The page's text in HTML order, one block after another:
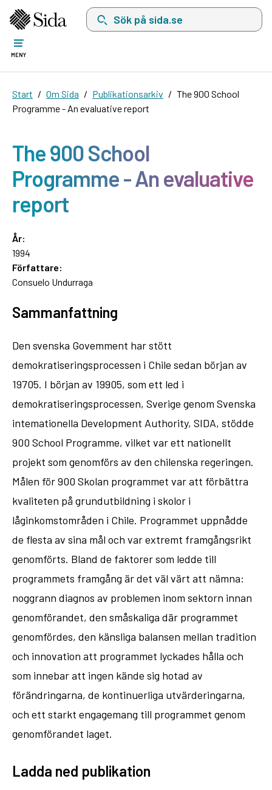
Sök på sida.se, sökförslag kommer att visas
MENY
Start Om Sida Publikationsarkiv
The 900 School
Programme - An evaluative report
The 900 School
Programme - An evaluative
report
År:
1994
Författare:
Consuelo Undurraga
Sammanfattning
Den svenska Govemment har stött
demokratiseringsprocessen i Chile sedan början av
19705. I början av 19905, som ett led i
demokratiseringsprocessen, Sverige genom Svenska
intemationella Development Authority, SIDA, stödde
900 School Programme, vilket var ett nationellt
projekt som genomförs av den chilenska regeringen.
Målen för 900 Skolan programmet var att förbättra
kvaliteten på grundutbildning i skolor i
låginkomstområden i Chile. Programmet uppnådde
de flesta av sina mål och var extremt framgångsrikt
genomförts. Bland de faktorer som ledde till
programmets framgång är det väl värt att nämna:
noggrann diagnos av problemen inom sektorn innan
genomförandet, den småskaliga där programmet
genomfördes, den känsliga balansen mellan tradition
och innovation att programmet lyckades hålla och
som innebar att ingen kände sig hotad av
förändringarna, de kontinuerliga utvärderingarna,
och ett starkt engagemang till programmet genom
genomförandet laget.
Ladda ned publikation